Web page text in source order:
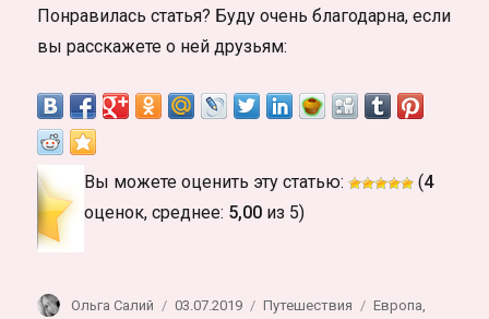
Понравилась статья? Буду очень благодарна, если
вы расскажете о ней друзьям:
Вы можете оценить эту статью: (4
оценок, среднее: 5,00 из 5)
Автор
Ольга Салий Опубликовано
03.07.2019 Рубрики
Путешествия Метки
Европа,